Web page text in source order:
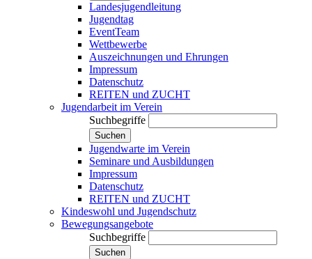
Landesjugendleitung
Jugendtag
EventTeam
Wettbewerbe
Auszeichnungen und Ehrungen
Impressum
Datenschutz
REITEN und ZUCHT
Jugendarbeit im Verein
Suchbegriffe
Suchen
Jugendwarte im Verein
Seminare und Ausbildungen
Impressum
Datenschutz
REITEN und ZUCHT
Kindeswohl und Jugendschutz
Bewegungsangebote
Suchbegriffe
Suchen